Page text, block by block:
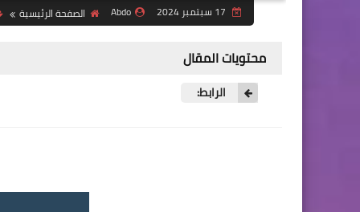
Abdo الصفحة الرئيسية
محتويات المقال
الرابط: